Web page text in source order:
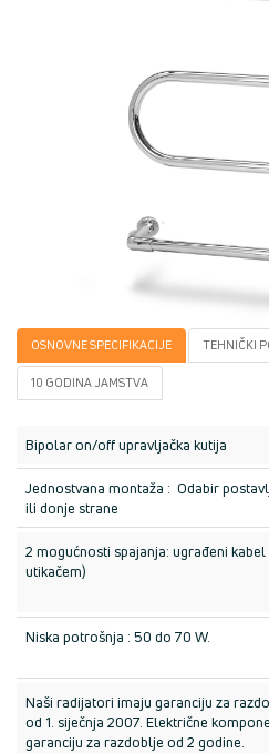
OSNOVNE SPECIFIKACIJE TEHNIČKI
10 GODINA JAMSTVA
Bipolar on/off upravljačka kutija
Jednostvana montaža : Odabir
ili donje strane
2 mogućnosti spajanja: ugrađeni
utikačem)
Niska potrošnja : 50 do 70 W.
Naši radijatori imaju garanciju za
od 1. siječnja 2007. Električne
garanciju za razdoblje od 2 godine.